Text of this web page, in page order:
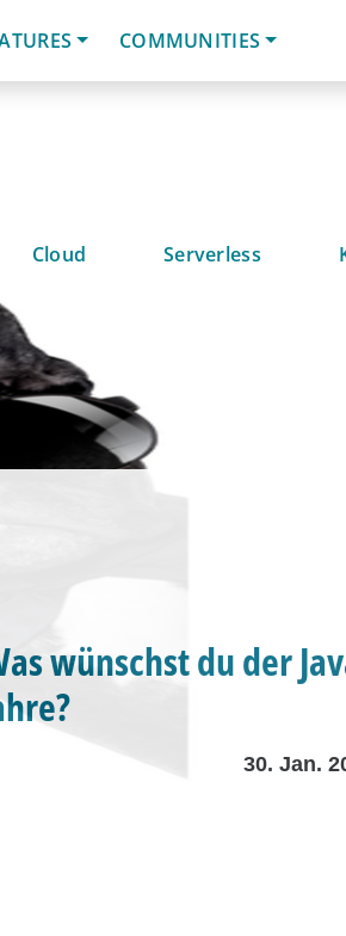
COMMUNITIES
Cloud Serverless
wünschst du der
30. Jan.